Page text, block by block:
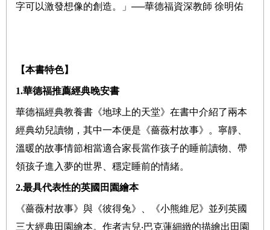
字可以激發想像的創造。」 ──華德福資深教師 徐明佑
【本書特色】
1.華德福推薦經典晚安書
華德福經典教養書《地球上的天堂》在書中介紹了兩本
經典幼兒讀物，其中一本便是《薔薇村故事》。寧靜、
溫暖的故事情節相當適合家長當作孩子的睡前讀物、帶
領孩子進入夢的世界、穩定睡前的情緒。
2.最具代表性的英國田園繪本
《薔薇村故事》與《彼得兔》、《小熊維尼》並列英國
三大經典田園繪本。作者吉兒‧巴克蓮細緻的描繪出田園